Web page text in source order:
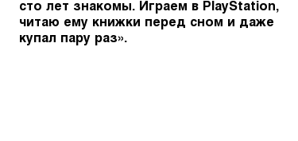
сто лет знакомы. Играем в PlayStation,
читаю ему книжки перед сном и даже
купал пару раз».